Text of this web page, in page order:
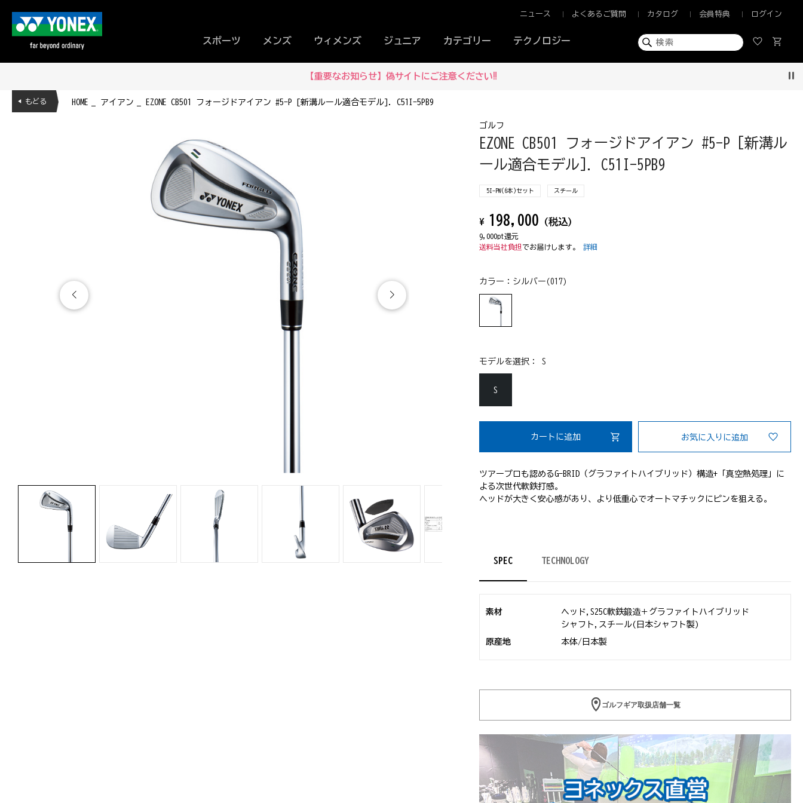
スポーツ メンズ ウィメンズ ジュニア カテゴリー テクノロジー
ニュース よくあるご質問 カタログ 会員特典 ログイン
【重要なお知らせ】偽サイトにご注意ください‼
HOME アイアン EZONE CB501 フォージドアイアン #5-P [新溝ルール適合モデル]. C51I-5PB9
◀ もどる
ゴルフ
EZONE CB501 フォージドアイアン #5-P [新溝ル
ール適合モデル]. C51I-5PB9
5I-PW(6本)セット スチール
¥ 198,000 (税込)
9,000pt還元
送料当社負担 でお届けします。詳細
カラー： シルバー(017)
モデルを選択：S
S
カートに追加 お気に入りに追加
ツアープロも認めるG-BRID（グラファイトハイブリッド）構造+「真空熱処理」に
よる次世代軟鉄打感。
ヘッドが大きく安心感があり、より低重心でオートマチックにピンを狙える。
SPEC TECHNOLOGY
素材
ヘッド,S25C軟鉄鍛造＋グラファイトハイブリッド
シャフト,スチール(日本シャフト製)
原産地 本体/日本製
ゴルフギア取扱店舗一覧